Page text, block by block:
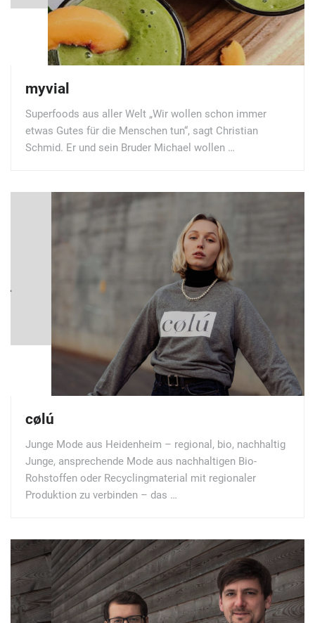
myvial
Superfoods aus aller Welt „Wir wollen schon immer
etwas Gutes für die Menschen tun“, sagt Christian
Schmid. Er und sein Bruder Michael wollen …
cølú
Junge Mode aus Heidenheim – regional, bio, nachhaltig
Junge, ansprechende Mode aus nachhaltigen Bio-
Rohstoffen oder Recyclingmaterial mit regionaler
Produktion zu verbinden – das …